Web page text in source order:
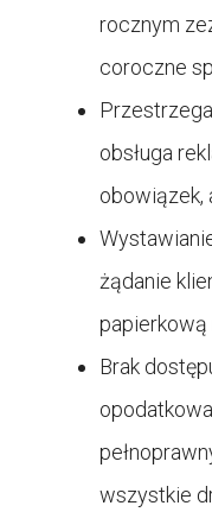
rocznym
coroczne
obsługa
obowiązek,
żądanie
Brak
wszystkie